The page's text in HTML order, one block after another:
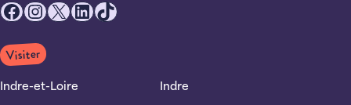
Facebook
Instagram
X LinkedIn
TikTok
Visiter
Indre-et-Loire Indre